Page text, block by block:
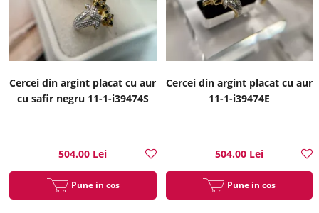
Cercei din argint placat cu aur
cu safir negru 11-1-i39474S
504.00 Lei
Pune in cos
Cercei din argint placat cu aur
11-1-i39474E
504.00 Lei
Pune in cos